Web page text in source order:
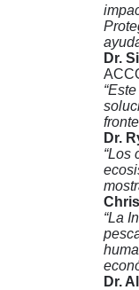
Dr.
Dr.
“Los
“La
Dr.